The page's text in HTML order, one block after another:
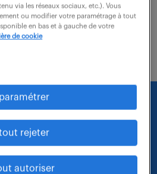
pour trouver un emploi
parmi nos offres :
: charge de clientele
via les réseaux sociaux, etc.). Vous
ou modifier votre paramétrage à tout
en bas et à gauche de votre
de cookie
paramétrer
rejeter
autoriser